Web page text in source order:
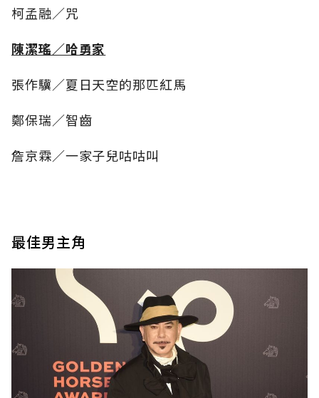
柯孟融／咒
陳潔瑤／哈勇家
張作驥／夏日天空的那匹紅馬
鄭保瑞／智齒
詹京霖／一家子兒咕咕叫
最佳男主角